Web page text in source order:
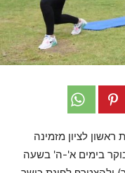
לציון מזמינה
בימים א'-ה' בשעה